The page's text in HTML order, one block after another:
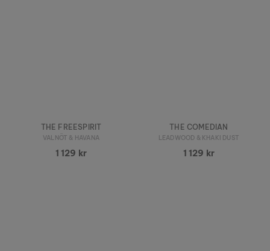
THE FREESPIRIT
VALNÖT & HAVANA
1 129 kr
THE COMEDIAN
LEADWOOD & KHAKI DUST
1 129 kr